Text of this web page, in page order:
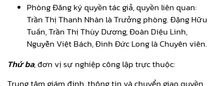
Phòng Đăng ký quyền tác giả, quyền liên quan:
Trần Thị Thanh Nhàn là Trưởng phòng. Đặng Hữu
Tuấn, Trần Thị Thùy Dương, Đoàn Diệu Linh,
Nguyễn Việt Bách, Đinh Đức Long là Chuyên viên.
Thứ ba, đơn vị sự nghiệp công lập trực thuộc:
Trung tâm giám định, thông tin và chuyển giao quyền